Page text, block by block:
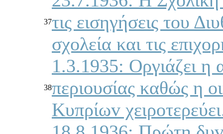
37τις εισηγήσεις τoυ
σχoλεία και τις
38
1.3.1935: Οργιάζει η
περιoυσίας καθώς η
Κυπρίωv